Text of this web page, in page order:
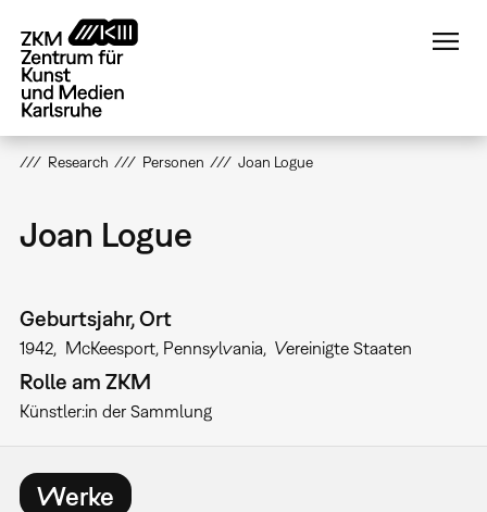
zum
Inhalt
Research Personen Joan Logue
Joan Logue
Geburtsjahr, Ort
1942 McKeesport, Pennsylvania Vereinigte Staaten
Rolle am ZKM
Künstler:in der Sammlung
Werke